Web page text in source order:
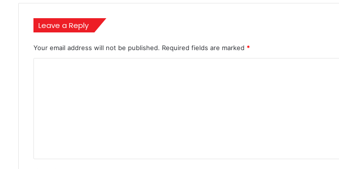
मिलेगा रिटर्न
को
चुनौती
Leave a Reply
Your email address will not be published. Required fields are marked *